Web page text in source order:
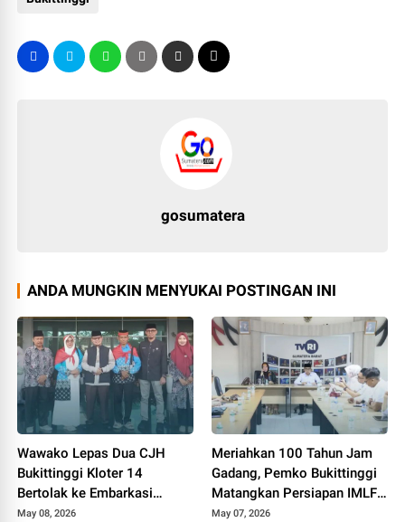
gosumatera
ANDA MUNGKIN MENYUKAI POSTINGAN INI
Wawako Lepas Dua CJH
Bukittinggi Kloter 14
Bertolak ke Embarkasi
Padang
May 08, 2026
Meriahkan 100 Tahun Jam
Gadang, Pemko Bukittinggi
Matangkan Persiapan IMLF
ke 4
May 07, 2026